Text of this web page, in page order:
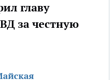
главу
за честную